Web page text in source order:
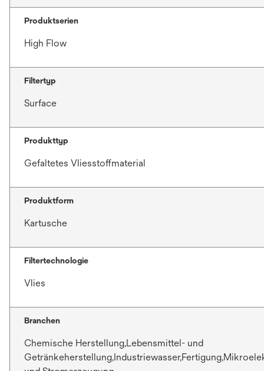
Produktserien
High Flow
Filtertyp
Surface
Produkttyp
Gefaltetes Vliesstoffmaterial
Produktform
Kartusche
Filtertechnologie
Vlies
Branchen
Chemische Herstellung,Lebensmittel- und